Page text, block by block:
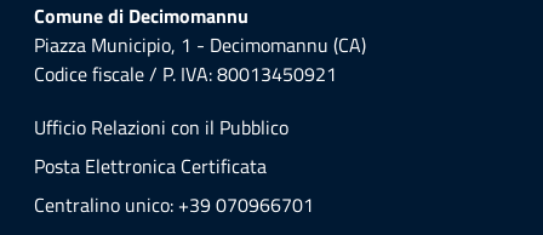
Comune di Decimomannu
Piazza Municipio, 1 - Decimomannu (CA)
Codice fiscale / P. IVA: 80013450921
Ufficio Relazioni con il Pubblico
Posta Elettronica Certificata
Centralino unico: +39 070966701